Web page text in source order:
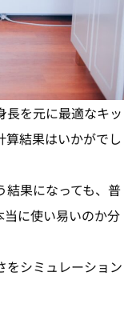
長を元に最適なキッ
算結果はいかがでし
結果になっても、普
に使い易いのか分
をシミュレーション